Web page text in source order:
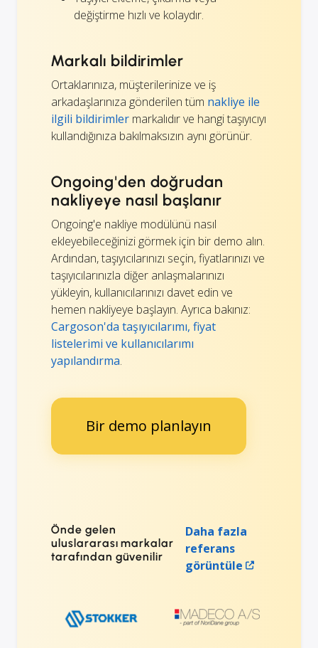
değiştirme hızlı ve kolaydır.
Markalı bildirimler
Ortaklarınıza, müşterilerinize ve iş
arkadaşlarınıza gönderilen tüm nakliye ile
ilgili bildirimler markalıdır ve hangi taşıyıcıyı
kullandığınıza bakılmaksızın aynı görünür.
Ongoing'den doğrudan
nakliyeye nasıl başlanır
Ongoing'e nakliye modülünü nasıl
ekleyebileceğinizi görmek için bir demo alın.
Ardından, taşıyıcılarınızı seçin, fiyatlarınızı ve
taşıyıcılarınızla diğer anlaşmalarınızı
yükleyin, kullanıcılarınızı davet edin ve
hemen nakliyeye başlayın. Ayrıca bakınız:
Cargoson'da taşıyıcılarımı, fiyat
listelerimi ve kullanıcılarımı
yapılandırma.
Bir demo planlayın
Önde gelen
uluslararası markalar
tarafından güvenilir
Daha fazla
referans
görüntüle